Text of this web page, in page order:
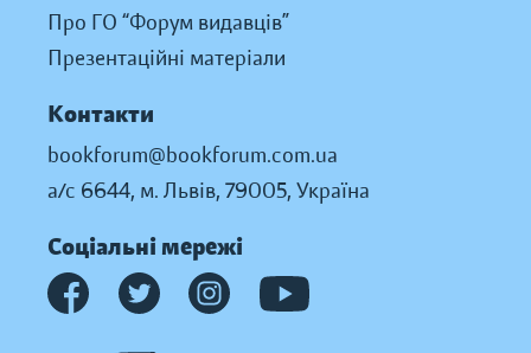
Про ГО “Форум видавців”
Презентаційні матеріали
Контакти
bookforum@bookforum.com.ua
а/с 6644, м. Львів, 79005, Україна
Соціальні мережі